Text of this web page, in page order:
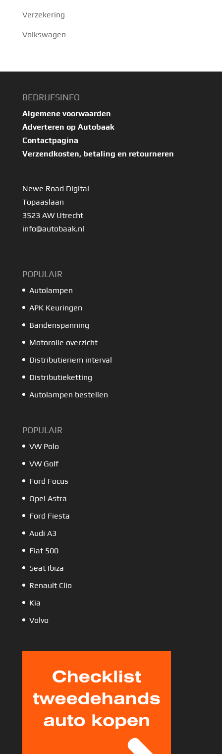
Verzekering
Volkswagen
BEDRIJFSINFO
Algemene voorwaarden
Adverteren op Autobaak
Contactpagina
Verzendkosten, betaling en retourneren
Newe Road Digital
Topaaslaan
3523 AW Utrecht
info@autobaak.nl
POPULAIR
Autolampen
APK Keuringen
Bandenspanning
Motorolie overzicht
Distributieriem interval
Distributieketting
Autolampen bestellen
POPULAIR
VW Polo
VW Golf
Ford Focus
Opel Astra
Ford Fiesta
Audi A3
Fiat 500
Seat Ibiza
Renault Clio
Kia
Volvo